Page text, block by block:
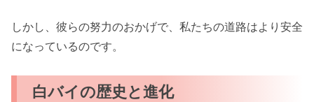
しかし、彼らの努力のおかげで、私たちの道路はより安全
になっているのです。
白バイの歴史と進化